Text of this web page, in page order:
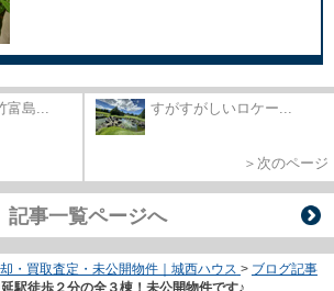
富島... すがすがしいロケー...
＞次のページ
記事一覧ページへ
・買取査定・未公開物件｜城西ハウス > ブログ記事
駅徒歩２分の全３棟！未公開物件です♪